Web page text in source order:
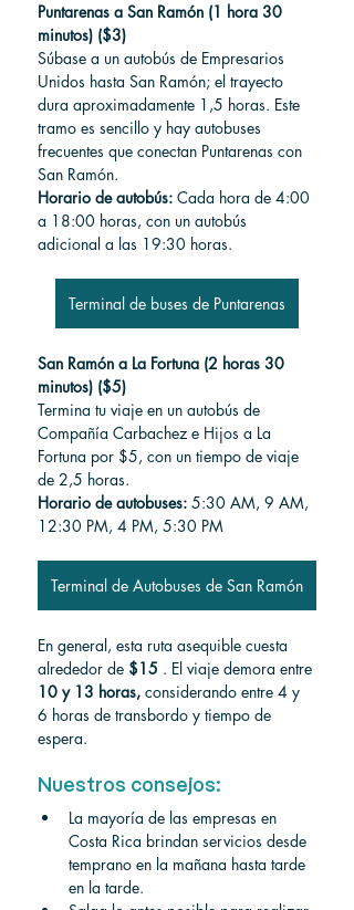
Puntarenas a San Ramón (1 hora 30
minutos) ($3)
Súbase a un autobús de Empresarios
Unidos hasta San Ramón; el trayecto
dura aproximadamente 1,5 horas. Este
tramo es sencillo y hay autobuses
frecuentes que conectan Puntarenas con
San Ramón.
Horario de autobús: Cada hora de 4:00
a 18:00 horas, con un autobús
adicional a las 19:30 horas.
Terminal de buses de Puntarenas
San Ramón a La Fortuna (2 horas 30
minutos) ($5)
Termina tu viaje en un autobús de
Compañía Carbachez e Hijos a La
Fortuna por $5, con un tiempo de viaje
de 2,5 horas.
Horario de autobuses: 5:30 AM, 9 AM,
12:30 PM, 4 PM, 5:30 PM
Terminal de Autobuses de San Ramón
En general, esta ruta asequible cuesta
alrededor de $15 . El viaje demora entre
10 y 13 horas, considerando entre 4 y
6 horas de transbordo y tiempo de
espera.
Nuestros consejos:
La mayoría de las empresas en
Costa Rica brindan servicios desde
temprano en la mañana hasta tarde
en la tarde.